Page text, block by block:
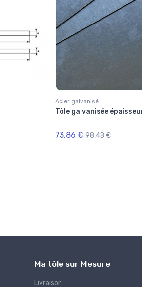
Acier galvanisé
Tôle galvanisée
73,86 € 98,48 €
Ma tôle sur Mesure
Livraison